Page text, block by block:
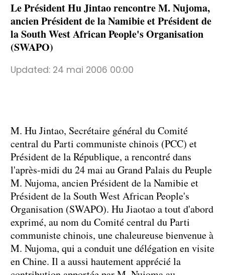
عربي
Le Président Hu Jintao rencontre M. Nujoma,
ancien Président de la Namibie et Président de
la South West African People's Organisation
(SWAPO)
Updated: 24 mai 2006 00:00
M. Hu Jintao, Secrétaire général du Comité
central du Parti communiste chinois (PCC) et
Président de la République, a rencontré dans
l'après-midi du 24 mai au Grand Palais du Peuple
M. Nujoma, ancien Président de la Namibie et
Président de la South West African People's
Organisation (SWAPO). Hu Jiaotao a tout d'abord
exprimé, au nom du Comité central du Parti
communiste chinois, une chaleureuse bienvenue à
M. Nujoma, qui a conduit une délégation en visite
en Chine. Il a aussi hautement apprécié la